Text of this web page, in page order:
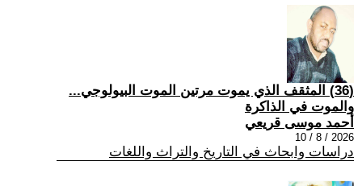
(36) المثقف الذي يموت مرتين الموت البيولوجي...
والموت في الذاكرة
أحمد موسى قريعي
2026 / 8 / 10
دراسات وابحاث في التاريخ والتراث واللغات